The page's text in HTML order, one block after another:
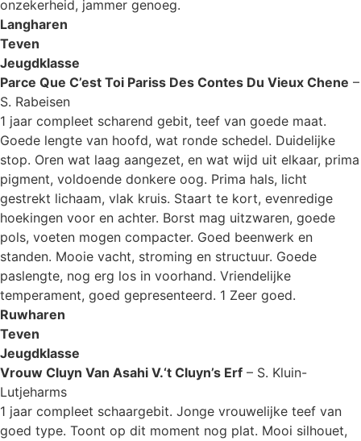
onzekerheid, jammer genoeg.
Langharen
Teven
Jeugdklasse
Parce Que C’est Toi Pariss Des Contes Du Vieux Chene –
S. Rabeisen
1 jaar compleet scharend gebit, teef van goede maat.
Goede lengte van hoofd, wat ronde schedel. Duidelijke
stop. Oren wat laag aangezet, en wat wijd uit elkaar, prima
pigment, voldoende donkere oog. Prima hals, licht
gestrekt lichaam, vlak kruis. Staart te kort, evenredige
hoekingen voor en achter. Borst mag uitzwaren, goede
pols, voeten mogen compacter. Goed beenwerk en
standen. Mooie vacht, stroming en structuur. Goede
paslengte, nog erg los in voorhand. Vriendelijke
temperament, goed gepresenteerd. 1 Zeer goed.
Ruwharen
Teven
Jeugdklasse
Vrouw Cluyn Van Asahi V.‘t Cluyn’s Erf – S. Kluin-
Lutjeharms
1 jaar compleet schaargebit. Jonge vrouwelijke teef van
goed type. Toont op dit moment nog plat. Mooi silhouet,